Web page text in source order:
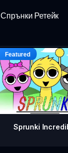
Спрънки Ретейк
Sprunki